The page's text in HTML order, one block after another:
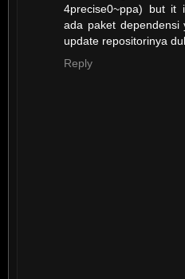
4precise0~ppa) but it
ada paket dependensi
update repositorinya
Reply